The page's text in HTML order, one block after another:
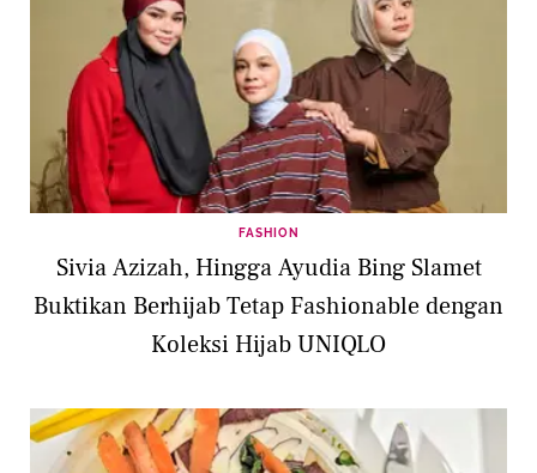
FASHION
Sivia Azizah, Hingga Ayudia Bing Slamet
Buktikan Berhijab Tetap Fashionable dengan
Koleksi Hijab UNIQLO